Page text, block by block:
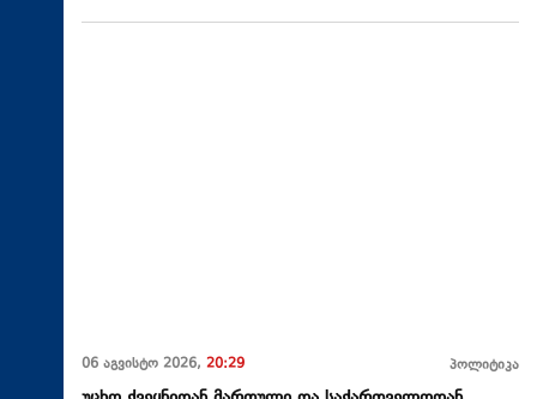
06 აგვისტო 2026, 20:29 პოლიტიკა